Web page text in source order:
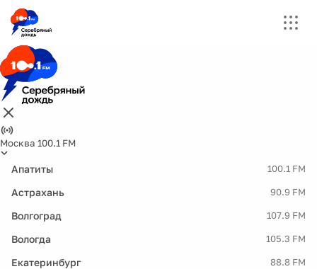
Москва 100.1 FM
Апатиты 100.1 FM
Астрахань 90.9 FM
Волгоград 107.9 FM
Вологда 105.3 FM
Екатеринбург 88.8 FM